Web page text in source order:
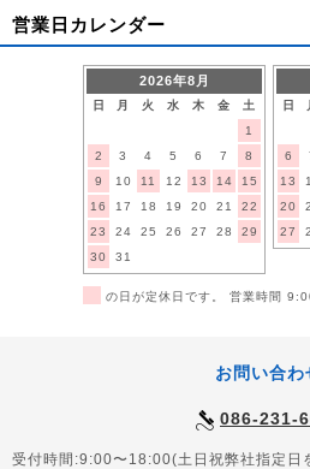
営業日カレンダー
2026年8月
日 月 火 水 木 金
土
1
2
3 4 5 6 7
8
9
10 11 12 13 14
15
16
17 18 19 20 21
22
23
24 25 26 27 28
29
30
31
日
6
13
20
27
の日が定休日です。 営業時間
お問い合わ
086-231-
受付時間:9:00〜18:00(土日祝弊社指定日